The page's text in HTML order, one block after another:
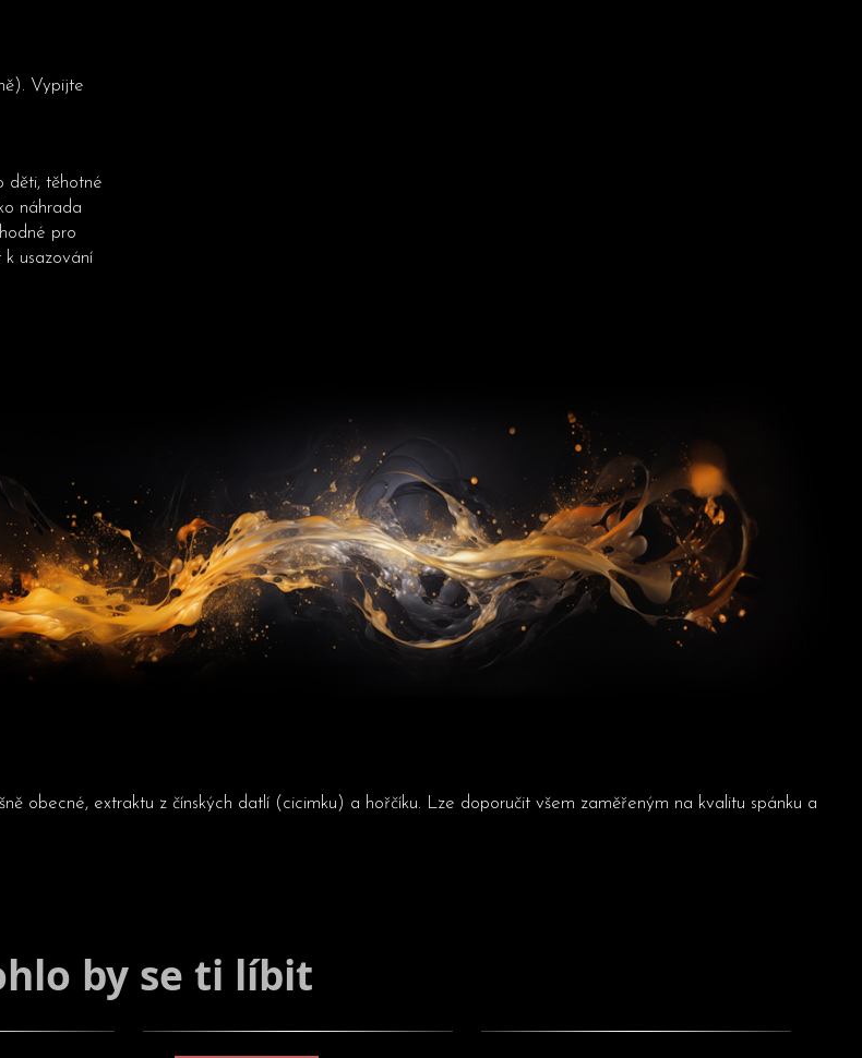
Vypijte
děti, těhotné
náhrada
pro
usazování
obecné, extraktu z čínských datlí (cicimku) a hořčíku. Lze doporučit všem zaměřeným na kvalitu spánku a